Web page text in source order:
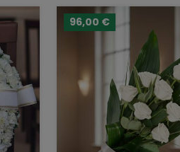
96,00 €